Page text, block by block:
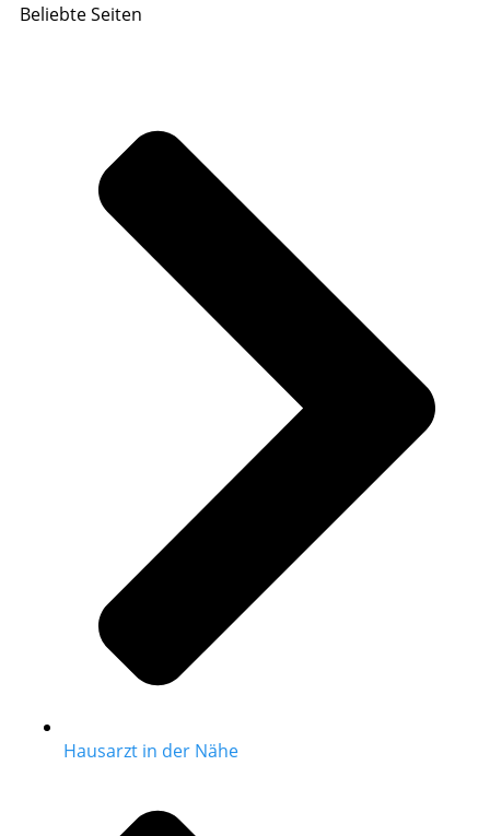
Beliebte Seiten
Hausarzt in der Nähe